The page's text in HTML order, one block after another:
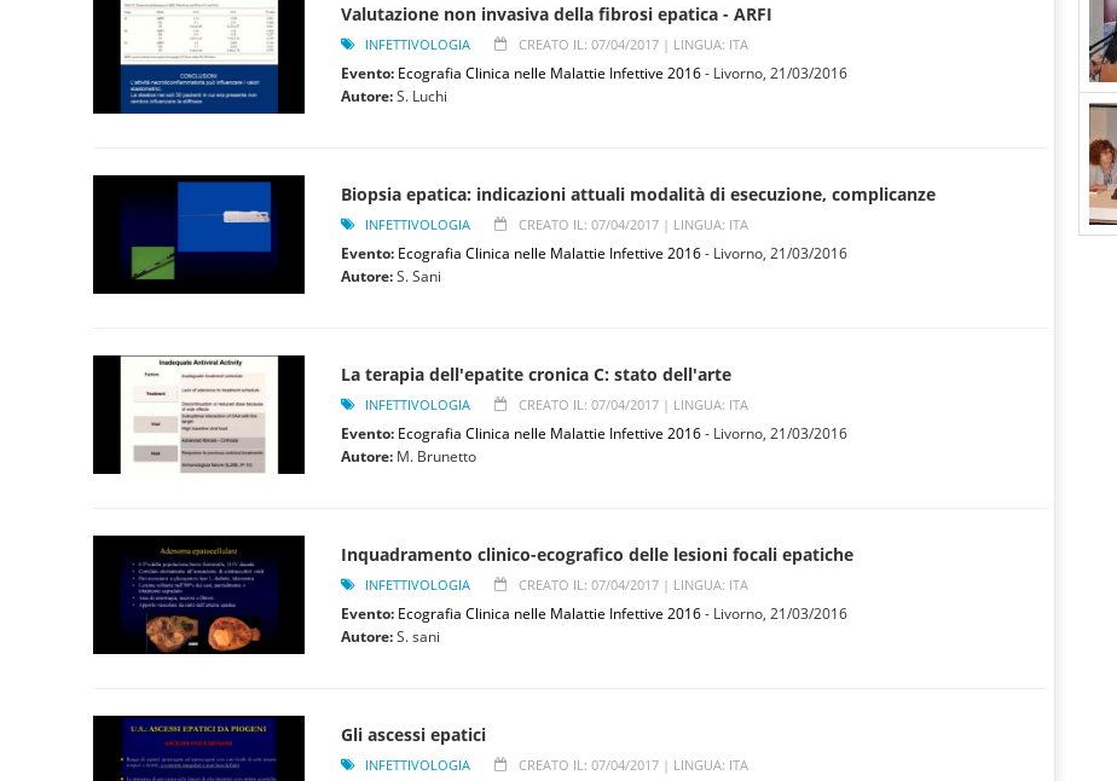
Valutazione non invasiva della fibrosi epatica - ARFI
INFETTIVOLOGIA CREATO IL: 07/04/2017 | LINGUA: ITA
Evento: Ecografia Clinica nelle Malattie Infettive 2016- Livorno, 21/03/2016
Autore:S. Luchi
Biopsia epatica: indicazioni attuali modalità di esecuzione, complicanze
INFETTIVOLOGIA CREATO IL: 07/04/2017 | LINGUA: ITA
Evento: Ecografia Clinica nelle Malattie Infettive 2016- Livorno, 21/03/2016
Autore:S. Sani
La terapia dell'epatite cronica C: stato dell'arte
INFETTIVOLOGIA CREATO IL: 07/04/2017 | LINGUA: ITA
Evento: Ecografia Clinica nelle Malattie Infettive 2016- Livorno, 21/03/2016
Autore: M. Brunetto
Inquadramento clinico-ecografico delle lesioni focali epatiche
INFETTIVOLOGIA CREATO IL: 07/04/2017 | LINGUA: ITA
Evento: Ecografia Clinica nelle Malattie Infettive 2016- Livorno, 21/03/2016
Autore:S. sani
Gli ascessi epatici
INFETTIVOLOGIA CREATO IL: 07/04/2017 | LINGUA: ITA